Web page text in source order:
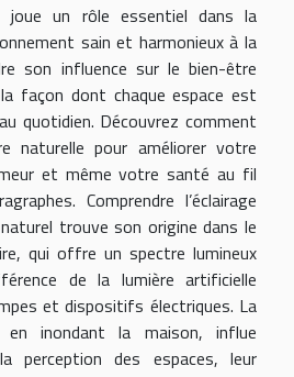
joue un rôle essentiel dans la
sain et harmonieux à la
son influence sur le bien-être
façon dont chaque espace est
quotidien. Découvrez comment
naturelle pour améliorer votre
et même votre santé au fil
Comprendre l’éclairage
naturel trouve son origine dans le
qui offre un spectre lumineux
de la lumière artificielle
et dispositifs électriques. La
en inondant la maison, influe
perception des espaces, leur